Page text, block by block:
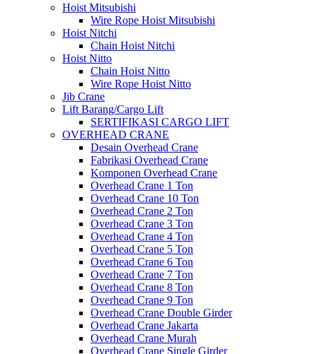
Hoist Mitsubishi
Wire Rope Hoist Mitsubishi
Hoist Nitchi
Chain Hoist Nitchi
Hoist Nitto
Chain Hoist Nitto
Wire Rope Hoist Nitto
Jib Crane
Lift Barang/Cargo Lift
SERTIFIKASI CARGO LIFT
OVERHEAD CRANE
Desain Overhead Crane
Fabrikasi Overhead Crane
Komponen Overhead Crane
Overhead Crane 1 Ton
Overhead Crane 10 Ton
Overhead Crane 2 Ton
Overhead Crane 3 Ton
Overhead Crane 4 Ton
Overhead Crane 5 Ton
Overhead Crane 6 Ton
Overhead Crane 7 Ton
Overhead Crane 8 Ton
Overhead Crane 9 Ton
Overhead Crane Double Girder
Overhead Crane Jakarta
Overhead Crane Murah
Overhead Crane Single Girder